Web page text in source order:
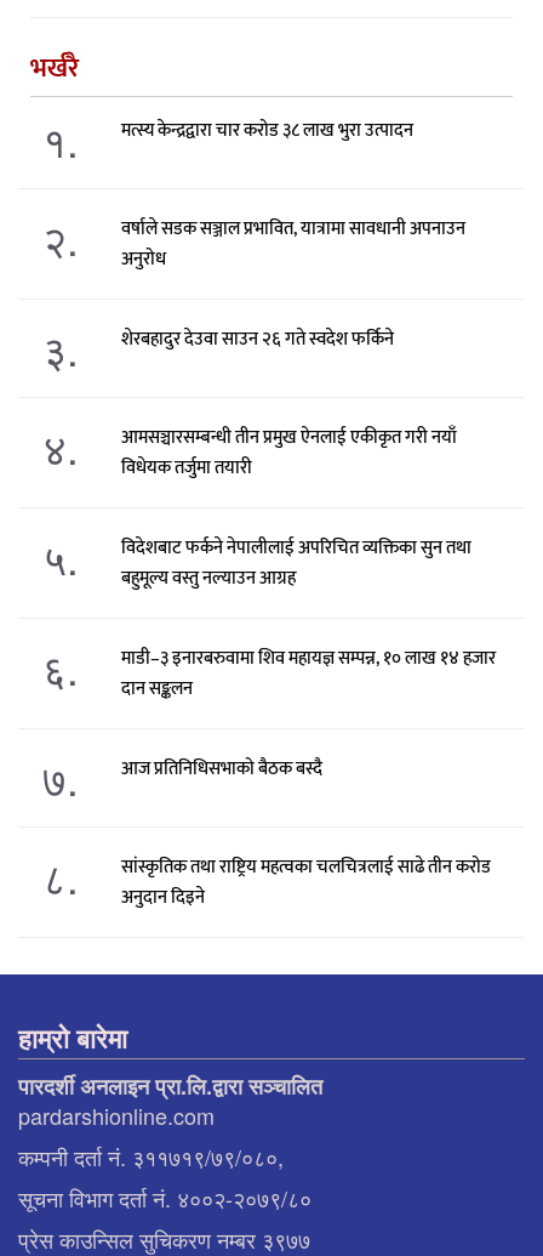
भर्खरै
१. मत्स्य केन्द्रद्वारा चार करोड ३८ लाख भुरा उत्पादन
२.
वर्षाले सडक सञ्जाल प्रभावित, यात्रामा सावधानी अपनाउन
अनुरोध
३. शेरबहादुर देउवा साउन २६ गते स्वदेश फर्किने
४.
आमसञ्चारसम्बन्धी तीन प्रमुख ऐनलाई एकीकृत गरी नयाँ
विधेयक तर्जुमा तयारी
५.
विदेशबाट फर्कने नेपालीलाई अपरिचित व्यक्तिका सुन तथा
बहुमूल्य वस्तु नल्याउन आग्रह
६.
माडी–३ इनारबरुवामा शिव महायज्ञ सम्पन्न, १० लाख १४ हजार
दान सङ्कलन
७. आज प्रतिनिधिसभाको बैठक बस्दै
८.
सांस्कृतिक तथा राष्ट्रिय महत्वका चलचित्रलाई साढे तीन करोड
अनुदान दिइने
हाम्रो बारेमा
पारदर्शी अनलाइन प्रा.लि.द्वारा सञ्चालित
pardarshionline.com
कम्पनी दर्ता नं. ३११७१९/७९/०८०,
सूचना विभाग दर्ता नं. ४००२-२०७९/८०
प्रेस काउन्सिल सुचिकरण नम्बर ३९७७